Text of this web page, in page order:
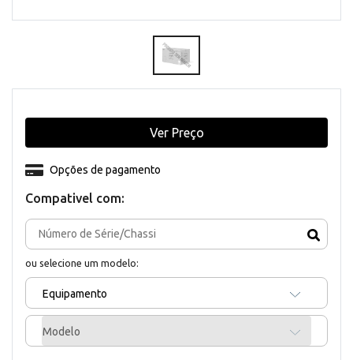
Compativel com:
ou selecione um modelo:
Equipamento
Modelo
Opções de pagamento
Ver Preço